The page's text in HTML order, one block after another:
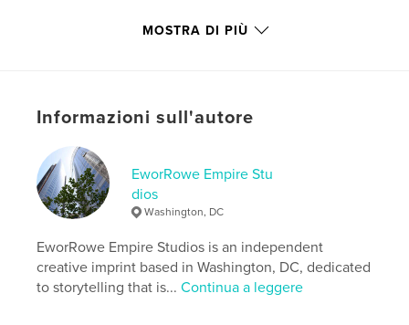
Sito web dell'autore
Funzionalità e dettagli
Categoria principale:
Categorie aggiuntive Religione e spiritualità
Formato del progetto:
N° di pagine:
48
ISBN
Copertina morbida: 9798319963109
Data di pubblicazione:lug 15, 2025
MOSTRA DI PIÙ
Informazioni sull'autore
EworRowe Empire Stu
dios
Washington, DC
EworRowe Empire Studios is an independent
creative imprint based in Washington, DC, dedicated
to storytelling that is...Continua a leggere